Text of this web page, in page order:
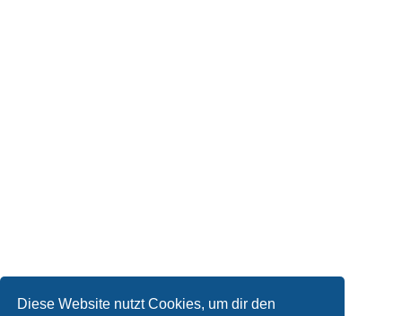
Diese Website nutzt Cookies, um dir den